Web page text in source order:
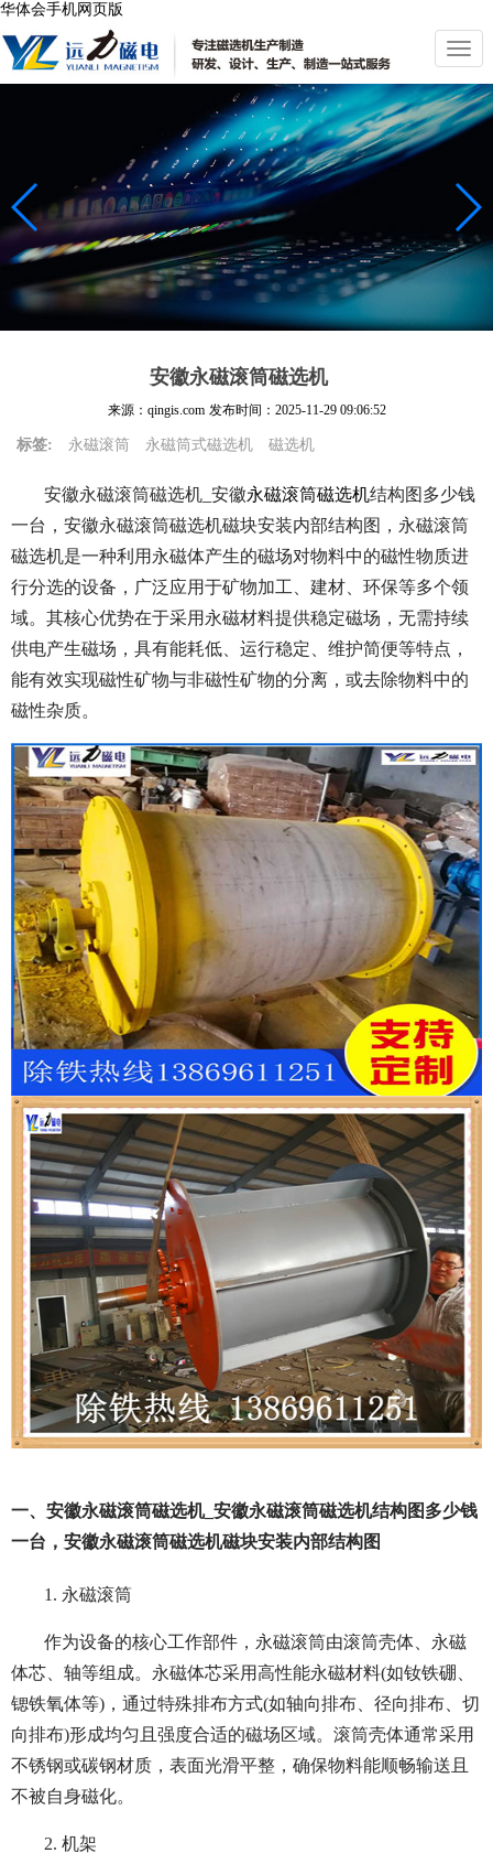
华体会手机网页版
切
换
导
航
安徽永磁滚筒磁选机
来源：qingis.com 发布时间： 2025-11-29 09:06:52
标签: 永磁滚筒 永磁筒式磁选机 磁选机
安徽永磁滚筒磁选机_安徽永磁滚筒磁选机结构图多少钱
一台，安徽永磁滚筒磁选机磁块安装内部结构图，永磁滚筒
磁选机是一种利用永磁体产生的磁场对物料中的磁性物质进
行分选的设备，广泛应用于矿物加工、建材、环保等多个领
域。其核心优势在于采用永磁材料提供稳定磁场，无需持续
供电产生磁场，具有能耗低、运行稳定、维护简便等特点，
能有效实现磁性矿物与非磁性矿物的分离，或去除物料中的
磁性杂质。
一、安徽永磁滚筒磁选机_安徽永磁滚筒磁选机结构图多少钱
一台，安徽永磁滚筒磁选机磁块安装内部结构图
1. 永磁滚筒
作为设备的核心工作部件，永磁滚筒由滚筒壳体、永磁
体芯、轴等组成。永磁体芯采用高性能永磁材料(如钕铁硼、
锶铁氧体等)，通过特殊排布方式(如轴向排布、径向排布、切
向排布)形成均匀且强度合适的磁场区域。滚筒壳体通常采用
不锈钢或碳钢材质，表面光滑平整，确保物料能顺畅输送且
不被自身磁化。
2. 机架